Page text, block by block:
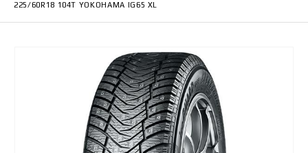
225/60R18 104T YOKOHAMA IG65 XL